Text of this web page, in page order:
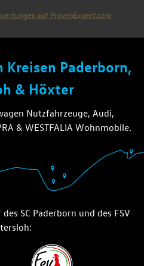
auf ProvenExpert.com
Kreisen Paderborn,
& Höxter
Nutzfahrzeuge, Audi,
& WESTFALIA Wohnmobile.
SC Paderborn und des FSV